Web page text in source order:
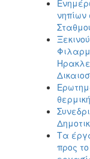
νηπίων
Τα
προς